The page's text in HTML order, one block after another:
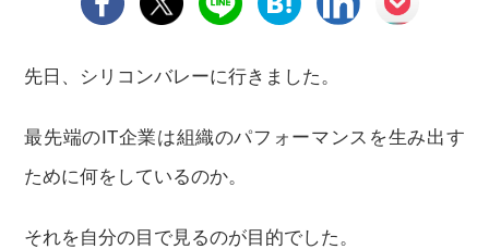
先日、シリコンバレーに行きました。
最先端のIT企業は組織のパフォーマンスを生み出す
ために何をしているのか。
それを自分の目で見るのが目的でした。